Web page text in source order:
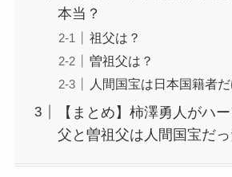
本当？
祖父は？
曽祖父は？
人間国宝は日本国籍者
【まとめ】柿澤勇人がハ
父と曽祖父は人間国宝だっ